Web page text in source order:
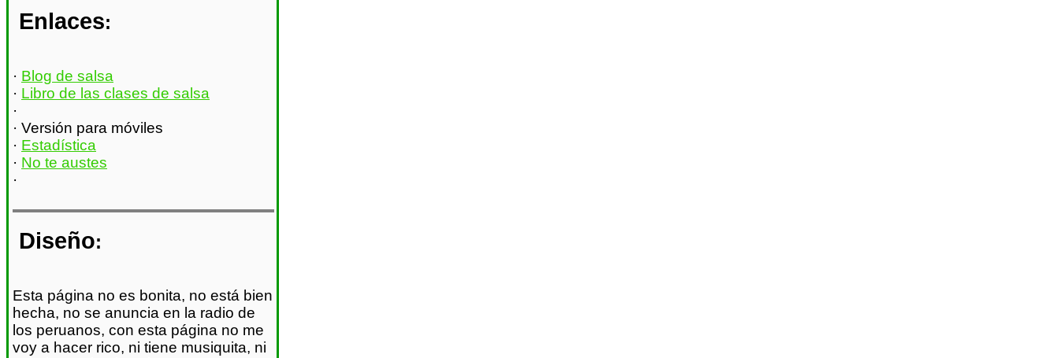
Enlaces:
· Blog de salsa
· Libro de las clases de salsa
·
· Versión para móviles
· Estadística
· No te austes
·
Diseño:
Esta página no es bonita, no está bien
hecha, no se anuncia en la radio de
los peruanos, con esta página no me
voy a hacer rico, ni tiene musiquita, ni